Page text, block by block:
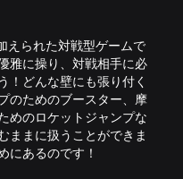
えられた対戦型ゲームで
雅に操り、対戦相手に必
！どんな壁にも張り付く
のためのブースター、摩
めのロケットジャンプな
ままに扱うことができま
にあるのです！